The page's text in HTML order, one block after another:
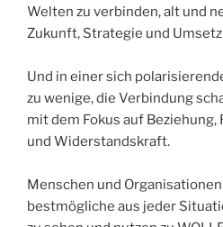
Welten zu verbinden, alt und
Zukunft, Strategie und
Und in einer sich
zu wenige, die Verbindung
mit dem Fokus auf
und Widerstandskraft.
Menschen und
bestmögliche aus jeder